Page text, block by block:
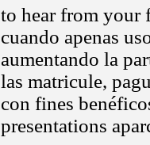
to hear from your
cuando apenas
aumentando la
las matricule,
con fines
presentations